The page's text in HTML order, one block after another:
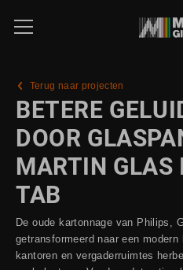
Terug naar projecten
BETERE
DOOR
MARTIN GLAS
TAB
De oude kartonnage van Philips,
getransformeerd naar een
kantoren en vergaderruimtes